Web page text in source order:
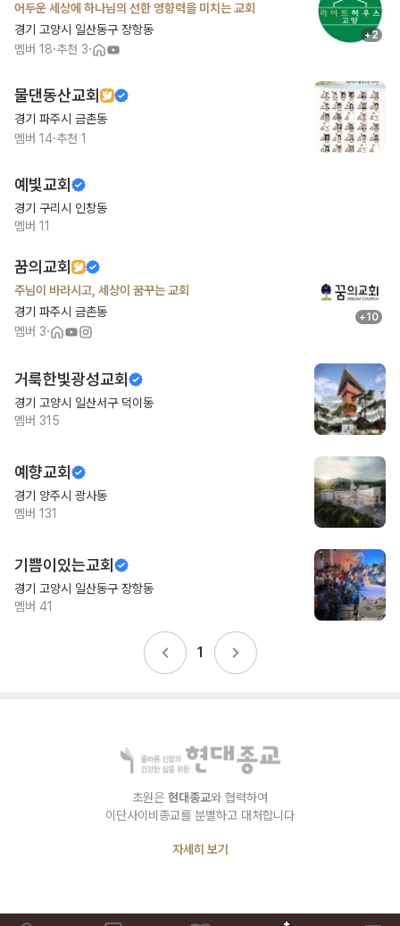
어두운 세상에 하나님의 선한 영향력을 미치는 교회
경기 고양시 일산동구 장항동
멤버 18·추천 3·
+2
물댄동산교회
경기 파주시 금촌동
멤버 14·추천 1
예빛교회
경기 구리시 인창동
멤버 11
꿈의교회
주님이 바라시고, 세상이 꿈꾸는 교회
경기 파주시 금촌동
멤버 3·
+10
거룩한빛광성교회
경기 고양시 일산서구 덕이동
멤버 315
예향교회
경기 양주시 광사동
멤버 131
기쁨이있는교회
경기 고양시 일산동구 장항동
멤버 41
1
초원은 현대종교와 협력하여
이단사이비종교를 분별하고 대처합니다
자세히 보기